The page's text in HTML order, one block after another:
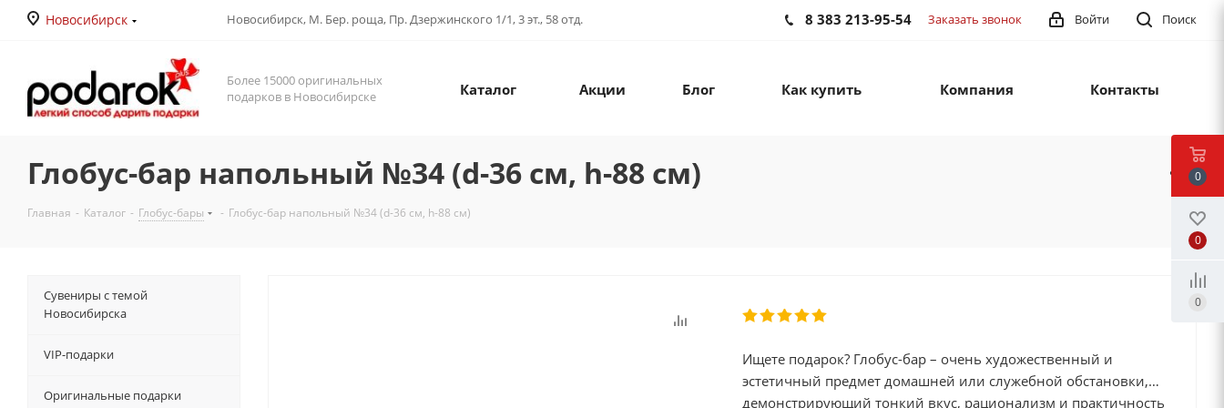
Новосибирск Новосибирск, М. Бер. роща, Пр. Дзержинского 1/1, 3 эт., 58 отд. Поиск
Войти
8 383 213-95-54 Заказать звонок
Более 15000 оригинальных
подарков в Новосибирске
Каталог Акции Блог Как купить Компания Контакты
Глобус-бар напольный №34 (d-36 см, h-88 см)
Главная - Каталог - Глобус-бары - Глобус-бар напольный №34 (d-36 см, h-88 см)
Ищете подарок? Глобус-бар – очень художественный и
эстетичный предмет домашней или служебной обстановки,
демонстрирующий тонкий вкус, рационализм и практичность
Сувениры с темой
Новосибирска
VIP-подарки
Оригинальные подарки
0
0
0